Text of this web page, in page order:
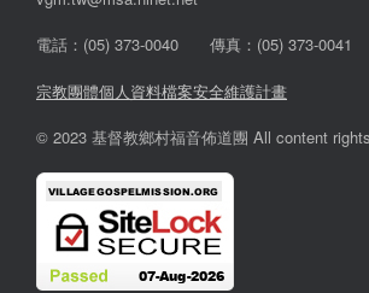
電話：(05) 373-0040 傳真：(05) 373-0041
宗教團體個人資料檔案安全維護計畫
© 2023 基督教鄉村福音佈道團 All content